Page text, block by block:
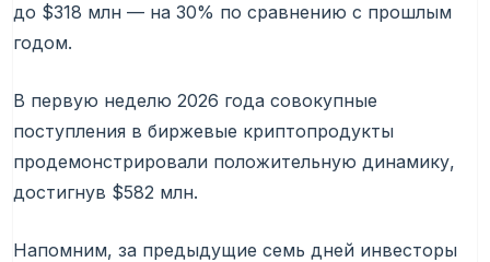
до $318 млн — на 30% по сравнению с прошлым
годом.
В первую неделю 2026 года совокупные
поступления в биржевые криптопродукты
продемонстрировали положительную динамику,
достигнув $582 млн.
Напомним, за предыдущие семь дней инвесторы